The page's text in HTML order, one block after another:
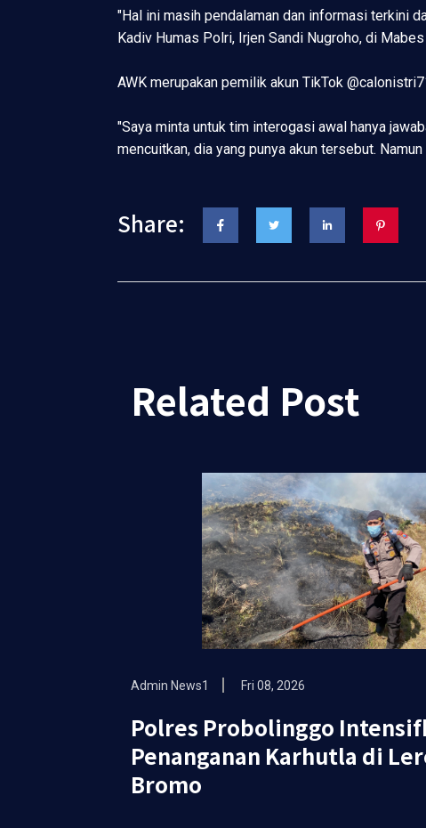
"Hal ini masih pendalaman dan informasi terkini
Kadiv Humas Polri, Irjen Sandi Nugroho, di
AWK merupakan pemilik akun TikTok
"Saya minta untuk tim interogasi awal hanya
mencuitkan, dia yang punya akun tersebut.
Share:
Related Post
Admin News1 Fri 08, 2026
Polres Probolinggo
Penanganan Karhutla di
Bromo